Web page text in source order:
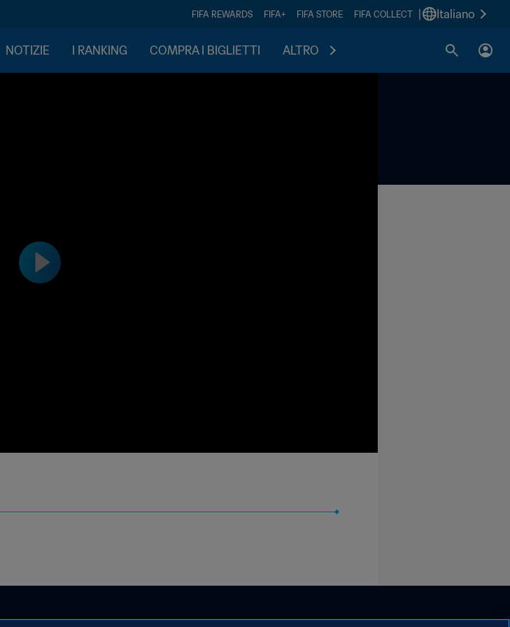
FIFA REWARDS FIFA+ FIFA STORE FIFA COLLECT Italiano
NOTIZIE I RANKING COMPRA I BIGLIETTI ALTRO